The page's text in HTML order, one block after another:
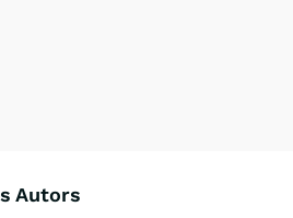
Autors